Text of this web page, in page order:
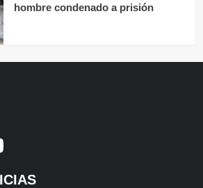
hombre condenado a prisión